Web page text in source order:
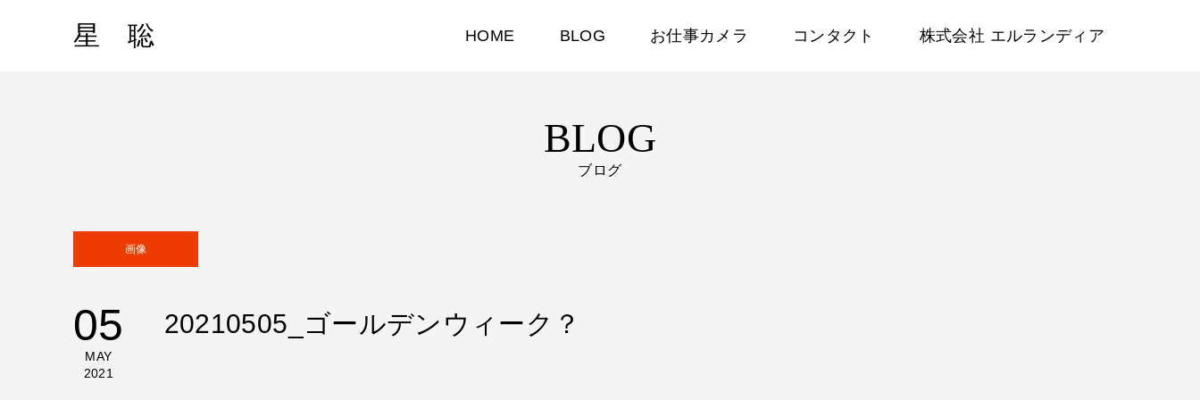
星 聡 HOME BLOG お仕事カメラ コンタクト 株式会社 エルランディア
BLOG
ブログ
画像
05
MAY
2021
20210505_ゴールデンウィーク？